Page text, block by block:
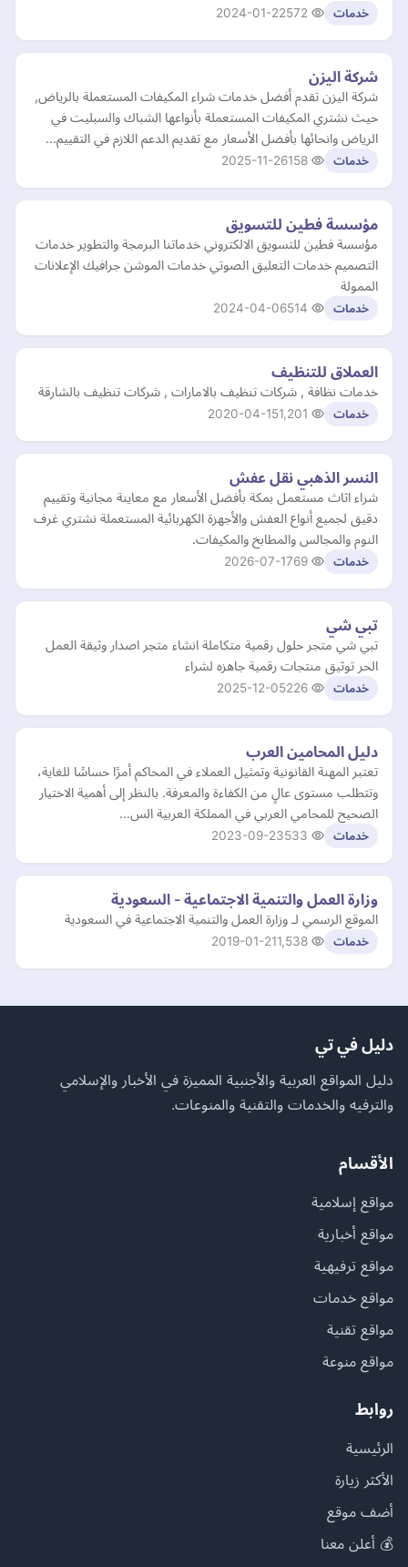
خدمات 2024-01-22
شركة اليزن
شركة اليزن تقدم أفضل خدمات شراء المكيفات المستعملة بالرياض,
حيث نشتري المكيفات المستعملة بأنواعها الشباك والسبليت في
الرياض وانحائها بأفضل الأسعار مع تقديم الدعم اللازم في التقييم…
خدمات 2025-11-26
مؤسسة فطين للتسويق
مؤسسة فطين للتسويق الالكتروني خدماتنا البرمجة والتطوير خدمات
التصميم خدمات التعليق الصوتي خدمات الموشن جرافيك الإعلانات
الممولة
خدمات 2024-04-06
العملاق للتنظيف
خدمات نظافة , شركات تنظيف بالامارات , شركات تنظيف بالشارقة
خدمات 2020-04-15
النسر الذهبي نقل عفش
شراء اثاث مستعمل بمكة بأفضل الأسعار مع معاينة مجانية وتقييم
دقيق لجميع أنواع العفش والأجهزة الكهربائية المستعملة نشتري غرف
النوم والمجالس والمطابخ والمكيفات.
خدمات 2026-07-17
تبي شي
تبي شي متجر حلول رقمية متكاملة انشاء متجر اصدار وثيقة العمل
الحر توثيق منتجات رقمية جاهزه لشراء
خدمات 2025-12-05
دليل المحامين العرب
تعتبر المهنة القانونية وتمثيل العملاء في المحاكم أمرًا حساسًا للغاية،
وتتطلب مستوى عالٍ من الكفاءة والمعرفة. بالنظر إلى أهمية الاختيار
الصحيح للمحامي العربي في المملكة العربية الس…
خدمات 2023-09-23
وزارة العمل والتنمية الاجتماعية - السعودية
الموقع الرسمي لـ وزارة العمل والتنمية الاجتماعية في السعودية
خدمات 2019-01-21
دليل في تي
دليل المواقع العربية والأجنبية المميزة في الأخبار والإسلامي
والترفيه والخدمات والتقنية والمنوعات.
الأقسام
مواقع إسلامية
مواقع أخبارية
مواقع ترفيهية
مواقع خدمات
مواقع تقنية
مواقع منوعة
روابط
الرئيسية
الأكثر زيارة
أضف موقع
💰 أعلن معنا